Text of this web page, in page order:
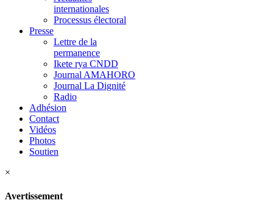
internationales
Processus électoral
Presse
Lettre de la
permanence
Ikete rya CNDD
Journal AMAHORO
Journal La Dignité
Radio
Adhésion
Contact
Vidéos
Photos
Soutien
×
Avertissement